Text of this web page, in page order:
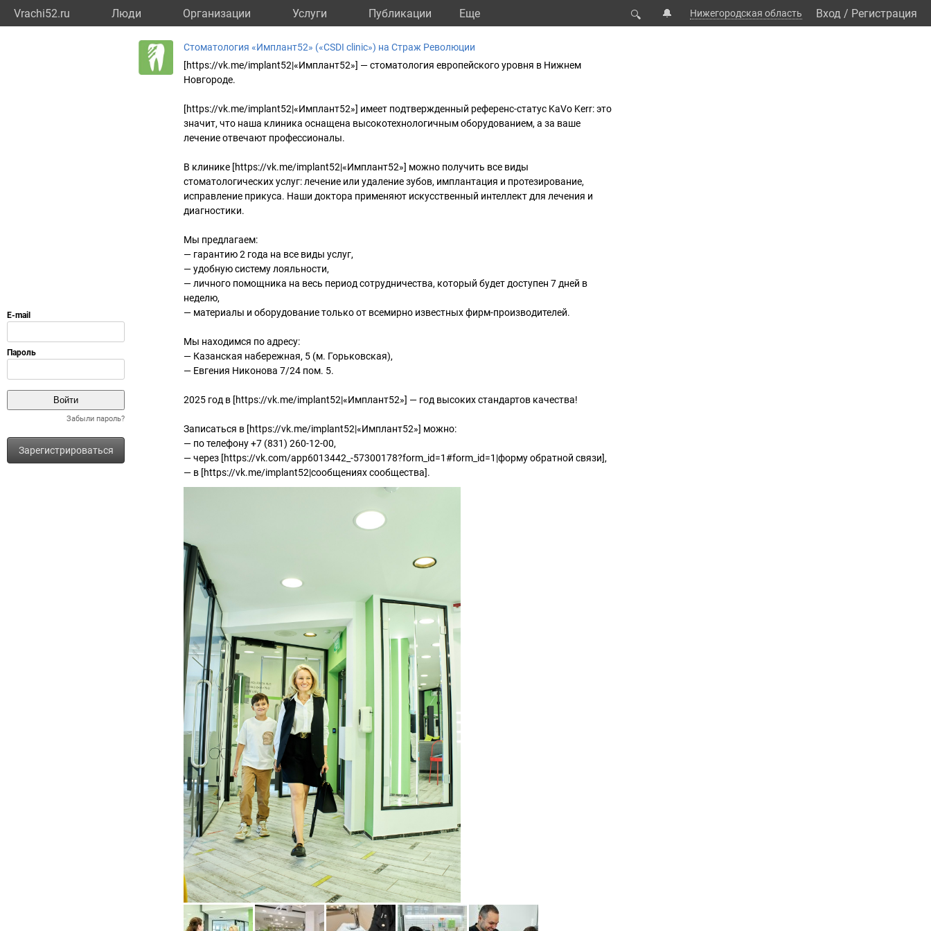
Vrachi52.ru Люди Организации Услуги Публикации Eще 🔍 🔔 Нижегородская область Вход / Регистрация
Забыли пароль?
Зарегистрироваться
Стоматология «Имплант52» («CSDI clinic») на Страж Революции
[https://vk.me/implant52|«Имплант52»] — стоматология европейского уровня в Нижнем
Новгороде.
[https://vk.me/implant52|«Имплант52»] имеет подтвержденный референс-статус KaVo Kerr: это
значит, что наша клиника оснащена высокотехнологичным оборудованием, а за ваше
лечение отвечают профессионалы.
В клинике [https://vk.me/implant52|«Имплант52»] можно получить все виды
стоматологических услуг: лечение или удаление зубов, имплантация и протезирование,
исправление прикуса. Наши доктора применяют искусственный интеллект для лечения и
диагностики.
Мы предлагаем:
— гарантию 2 года на все виды услуг,
— удобную систему лояльности,
— личного помощника на весь период сотрудничества, который будет доступен 7 дней в
неделю,
— материалы и оборудование только от всемирно известных фирм-производителей.
Мы находимся по адресу:
— Казанская набережная, 5 (м. Горьковская),
— Евгения Никонова 7/24 пом. 5.
2025 год в [https://vk.me/implant52|«Имплант52»] — год высоких стандартов качества!
Записаться в [https://vk.me/implant52|«Имплант52»] можно:
— по телефону +7 (831) 260-12-00,
— через [https://vk.com/app6013442_-57300178?form_id=1#form_id=1|форму обратной связи],
— в [https://vk.me/implant52|сообщениях сообщества].